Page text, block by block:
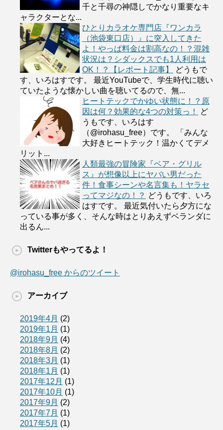
千と千尋の神隠しでかなり重要なキ
ャラクターとな...
ひとりカラオケ専門店『ワンカラ
（池袋東口店）』に突入してきた
よ！やっぱ料金は割高なの！？混雑
状況は？シダックスでも1人利用は
OK！？【レポート記事】
どうもで
す、いろはすです。 最近YouTubeで、学生時代に聴い
ていたような懐かしい曲を聴いてるので、無...
ヒートテックでかゆい状態に！？原
因は何？効果的な4つの対策っ！
ど
うもです、いろはす
（@irohasu_free）です。 「みんな
大好きヒートテック！温かくてデメ
リット...
人類最強の冒険家『ベア・グリル
ス』が想像以上にヤバい男だった
件！食事シーンや名言集も！ヤラセ
ってマジなの！？ どうもです、いろ
はすです。 最近気付いたら夕方にな
っている事が多く、そんな時はとりあえずベランダに
出るん...
Twitterもやってるよ！
@irohasu_free からのツイート
アーカイブ
2019年4月 (2)
2019年1月 (1)
2018年9月 (4)
2018年8月 (2)
2018年3月 (1)
2018年1月 (1)
2017年12月 (1)
2017年10月 (1)
2017年9月 (2)
2017年7月 (1)
2017年5月 (1)